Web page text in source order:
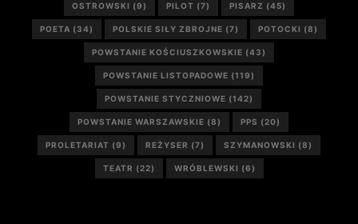
OSTROWSKI (9) PILOT (7) PISARZ (45)
POETA (34) POLSKIE SIŁY ZBROJNE (7) POTOCKI (8)
POWSTANIE KOŚCIUSZKOWSKIE (43)
POWSTANIE LISTOPADOWE (119)
POWSTANIE STYCZNIOWE (142)
POWSTANIE WARSZAWSKIE (8) PPS (20)
PROLETARIAT (9) REŻYSER (7) SZYMANOWSKI (8)
TEATR (22) WRÓBLEWSKI (6)